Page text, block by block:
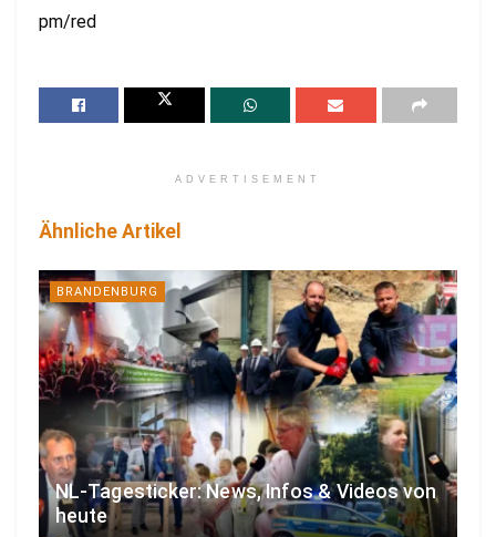
pm/red
ADVERTISEMENT
Ähnliche Artikel
BRANDENBURG
NL-Tagesticker: News, Infos & Videos von
heute